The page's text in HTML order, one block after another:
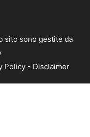
sito sono gestite da
Policy - Disclaimer